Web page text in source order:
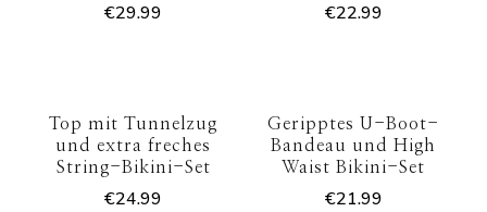
€29.99 €22.99
Top mit Tunnelzug
und extra freches
String-Bikini-Set
€24.99
Geripptes U-Boot-
Bandeau und High
Waist Bikini-Set
€21.99